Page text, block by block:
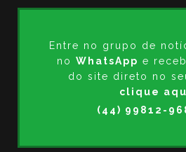
Entre no grupo de
no WhatsApp e
do site direto no
clique
(44) 99812-